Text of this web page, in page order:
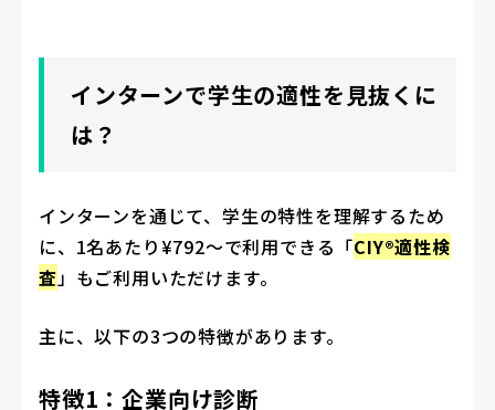
インターンで学生の適性を見抜くに
は？
インターンを通じて、学生の特性を理解するため
に、1名あたり¥792〜で利用できる「CIY®適性検
査」もご利用いただけます。
主に、以下の3つの特徴があります。
特徴1：企業向け診断